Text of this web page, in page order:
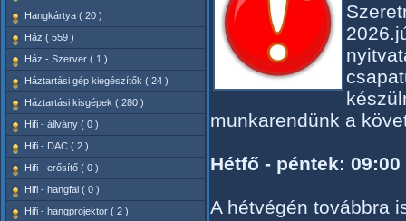
Hangkártya ( 20 )
Ház ( 559 )
Ház - Szerver ( 1 )
Háztartási gép kiegészítők ( 24 )
Háztartási kisgépek ( 280 )
Hifi - állvány ( 0 )
Hifi - DAC ( 2 )
Hifi - erősítő ( 0 )
Hifi - hangfal ( 0 )
Hifi - hangprojektor ( 2 )
munkarendünk a
Hétfő - péntek:
A hétvégén továbbra